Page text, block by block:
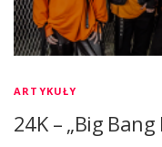
ARTYKUŁY
24K – „Big